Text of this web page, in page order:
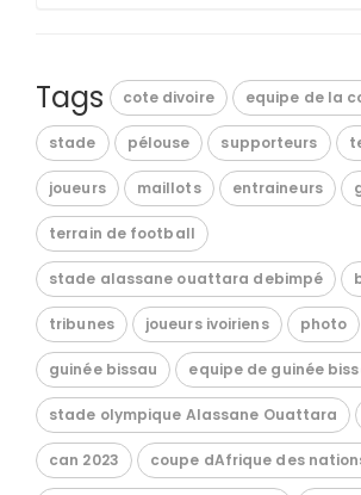
Tags cote divoire equipe de la
stade pélouse supporteurs
joueurs maillots entraineurs
terrain de football
stade alassane ouattara debimpé
tribunes joueurs ivoiriens photo
guinée bissau equipe de guinée
stade olympique Alassane Ouattara
can 2023 coupe dAfrique des